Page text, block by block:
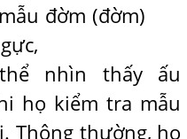
đờm (đờm)
nhìn thấy ấu
họ kiểm tra mẫu
Thông thường, họ